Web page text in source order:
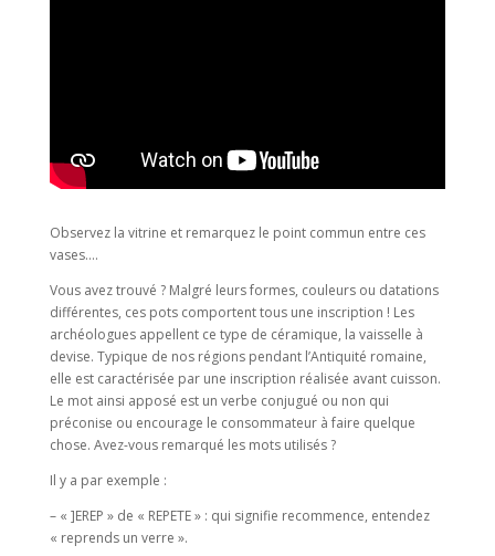
Observez la vitrine et remarquez le point commun entre ces
vases….
Vous avez trouvé ? Malgré leurs formes, couleurs ou datations
différentes, ces pots comportent tous une inscription ! Les
archéologues appellent ce type de céramique, la vaisselle à
devise. Typique de nos régions pendant l’Antiquité romaine,
elle est caractérisée par une inscription réalisée avant cuisson.
Le mot ainsi apposé est un verbe conjugué ou non qui
préconise ou encourage le consommateur à faire quelque
chose. Avez-vous remarqué les mots utilisés ?
Il y a par exemple :
– « ]EREP » de « REPETE » : qui signifie recommence, entendez
« reprends un verre ».